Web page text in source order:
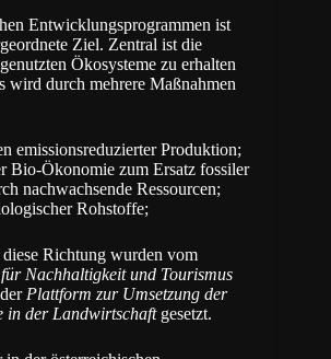
Entwicklungsprogrammen ist
Ziel. Zentral ist die
Ökosysteme zu erhalten
wird durch mehrere Maßnahmen
emissionsreduzierter Produktion;
Bio-Ökonomie zum Ersatz fossiler
nachwachsende Ressourcen;
Rohstoffe;
Richtung wurden vom
Nachhaltigkeit und Tourismus
Plattform zur Umsetzung der
in der Landwirtschaftgesetzt.